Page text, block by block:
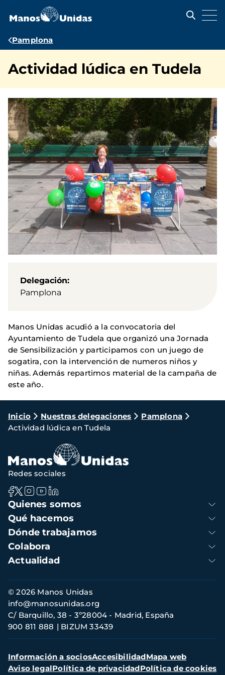
contenido
Ruta
navegación
Pamplona
Actividad lúdica en Tudela
Delegación
Pamplona
Manos Unidas acudió a la convocatoria del
Ayuntamiento de Tudela que organizó una Jornada
de Sensibilización y participamos con un juego de
sogatira, con la intervención de numeros niños y
niñas. Además repartimos material de la campaña de
este año.
Ruta
de
navegación
Inicio Nuestras delegaciones
Pamplona
Actividad lúdica en Tudela
Navegación
principal
Quienes somos
Qué hacemos
Dónde trabajamos
Colabora
Actualidad
Redes sociales
Información
de
contacto
© 2026 Manos Unidas
C/ Barquillo, 38 - 3º28004 - Madrid, España
900 811 888
BIZUM 33439
info@manosunidas.org
Menú
secundario
Información a sociosAccesibilidadMapa web
Aviso legalPolítica de privacidadPolítica de cookies